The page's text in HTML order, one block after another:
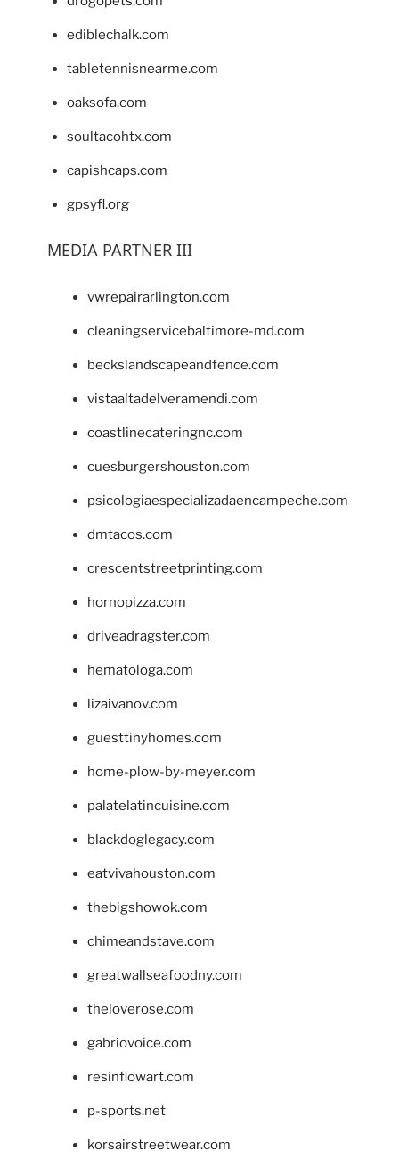
ediblechalk.com
tabletennisnearme.com
oaksofa.com
soultacohtx.com
capishcaps.com
gpsyfl.org
MEDIA PARTNER III
vwrepairarlington.com
cleaningservicebaltimore-md.com
beckslandscapeandfence.com
vistaaltadelveramendi.com
coastlinecateringnc.com
cuesburgershouston.com
psicologiaespecializadaencampeche.com
dmtacos.com
crescentstreetprinting.com
hornopizza.com
driveadragster.com
hematologa.com
lizaivanov.com
guesttinyhomes.com
home-plow-by-meyer.com
palatelatincuisine.com
blackdoglegacy.com
eatvivahouston.com
thebigshowok.com
chimeandstave.com
greatwallseafoodny.com
theloverose.com
gabriovoice.com
resinflowart.com
p-sports.net
korsairstreetwear.com